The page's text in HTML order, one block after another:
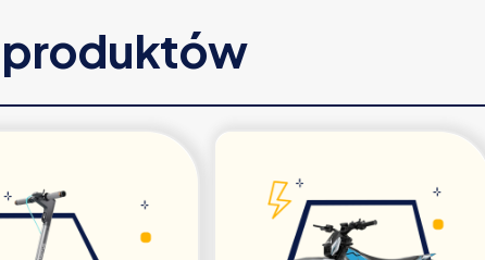
produktów